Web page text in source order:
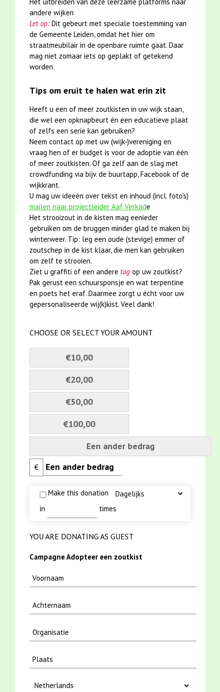
andere wijken
Let op:Dit gebeurt met speciale toestemming van
de Gemeente Leiden, omdat het hier om
straatmeubilair in de openbare ruimte gaat. Daar
mag niet zomaar iets op geplakt of getekend
worden.
Tips om eruit te halen wat erin zit
Heeft u een of meer zoutkisten in uw wijk staan,
die wel een opknapbeurt én een educatieve plaat
of zelfs een serie kan gebruiken?
Neem contact op met uw (wijk-)vereniging en
vraag hen of er budget is voor de adoptie van één
of meer zoutkisten. Of ga zelf aan de slag met
crowdfunding via bijv. de buurtapp, Facebook of de
wijkkrant.
U mag uw ideeën over tekst en inhoud (incl. foto's)
mailen naar projectleider Aaf Verkade
Het strooizout in de kisten mag eenieder
gebruiken om de bruggen minder glad te maken bij
winterweer. Tip: leg een oude (stevige) emmer of
zoutschep in de kist klaar, die men kan gebruiken
om zelf te strooien.
Ziet u graffiti of een andere tag op uw zoutkist?
Pak gerust een schuursponsje en wat terpentine
en poets het eraf. Daarmee zorgt u écht voor uw
gepersonaliseerde wij(k)kist. Veel dank!
CHOOSE OR SELECT YOUR AMOUNT
€10,00
€20,00
€50,00
€100,00
Een ander bedrag
€
Make this donation
in
times
YOU ARE DONATING AS GUEST
Campagne Adopteer een zoutkist